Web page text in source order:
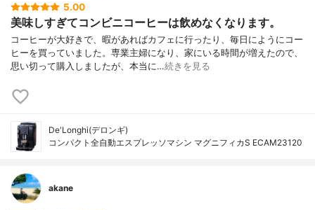
5.00
美味しすぎてコンビニコーヒーは飲めなくなります。
コーヒーが大好きで、暇があればカフェに行ったり、毎日にようにコー
ヒーを買っていました。専業主婦になり、家にいる時間が増えたので、
思い切って購入しましたが、本当に…続きを見る
De'Longhi(デロンギ)
コンパクト全自動エスプレッソマシン マグニフィカS ECAM23120
akane